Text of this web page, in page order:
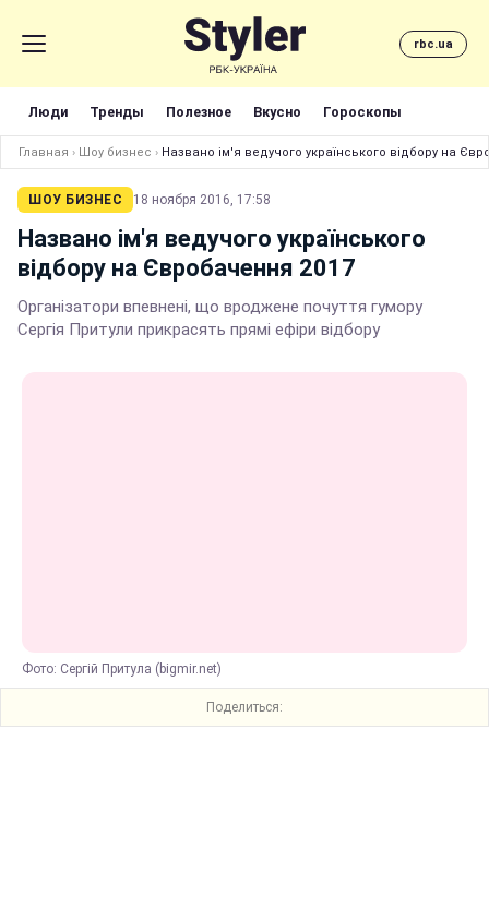
rbc.ua
Люди Тренды Полезное Вкусно Гороскопы
Главная › Шоу бизнес › Названо ім'я ведучого українського відбору на
ШОУ БИЗНЕС 18 ноября 2016, 17:58
Названо ім'я ведучого українського
відбору на Євробачення 2017
Організатори впевнені, що вроджене почуття гумору
Сергія Притули прикрасять прямі ефіри відбору
Фото: Сергій Притула (bigmir.net)
Поделиться: